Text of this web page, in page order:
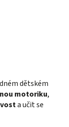
dětském
motoriku,
a učit se